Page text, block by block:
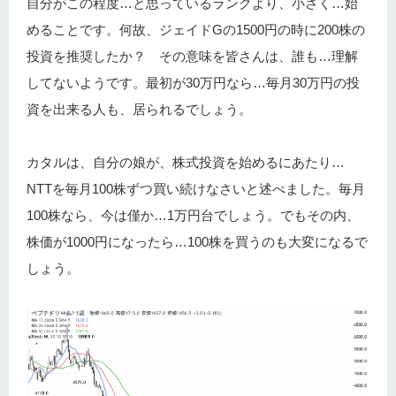
自分がこの程度…と思っているランクより、小さく…始
めることです。何故、ジェイドGの1500円の時に200株の
投資を推奨したか？ その意味を皆さんは、誰も…理解
してないようです。最初が30万円なら…毎月30万円の投
資を出来る人も、居られるでしょう。
カタルは、自分の娘が、株式投資を始めるにあたり…
NTTを毎月100株ずつ買い続けなさいと述べました。毎月
100株なら、今は僅か…1万円台でしょう。でもその内、
株価が1000円になったら…100株を買うのも大変になるで
しょう。